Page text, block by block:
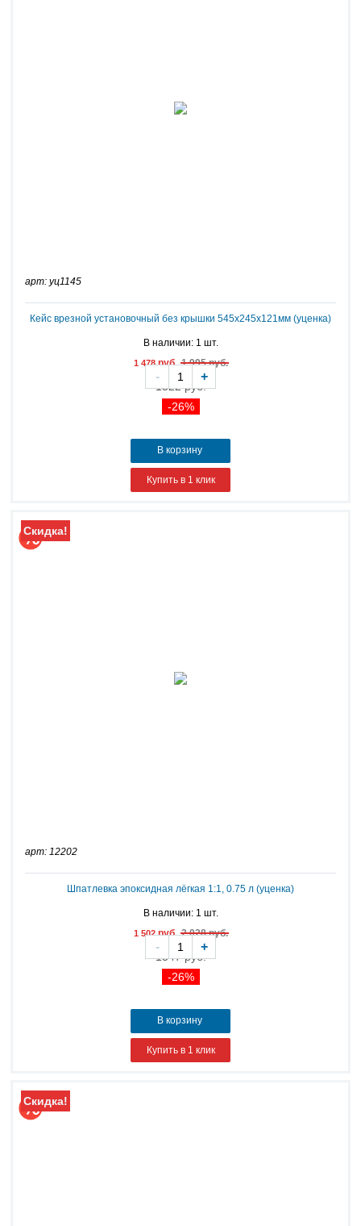
арт: уц1145
Кейс врезной установочный без крышки 545х245х121мм (уценка)
В наличии: 1 шт.
1 478руб.1 995 руб.
1522 руб.
-26%
- +
В корзину
Купить в 1 клик
Скидка!
арт: 12202
Шпатлевка эпоксидная лёгкая 1:1, 0.75 л (уценка)
В наличии: 1 шт.
1 502руб.2 028 руб.
1547 руб.
-26%
- +
В корзину
Купить в 1 клик
Скидка!